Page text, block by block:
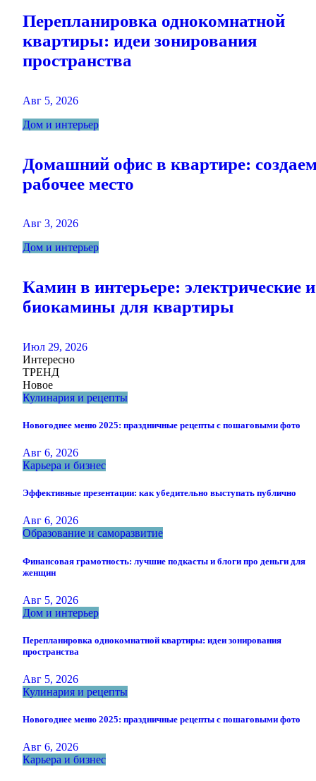
Перепланировка однокомнатной
квартиры: идеи зонирования
пространства
Авг 5, 2026
Дом и интерьер
Домашний офис в квартире:
рабочее место
Авг 3, 2026
Дом и интерьер
Камин в интерьере: электрические и
биокамины для квартиры
Июл 29, 2026
Интересно
ТРЕНД
Новое
Кулинария и рецепты
Новогоднее меню 2025: праздничные рецепты с пошаговыми фото
Авг 6, 2026
Карьера и бизнес
Эффективные презентации: как убедительно выступать публично
Авг 6, 2026
Образование и саморазвитие
Финансовая грамотность: лучшие подкасты и блоги про деньги для
женщин
Авг 5, 2026
Дом и интерьер
Перепланировка однокомнатной квартиры: идеи зонирования
пространства
Авг 5, 2026
Кулинария и рецепты
Новогоднее меню 2025: праздничные рецепты с пошаговыми фото
Авг 6, 2026
Карьера и бизнес